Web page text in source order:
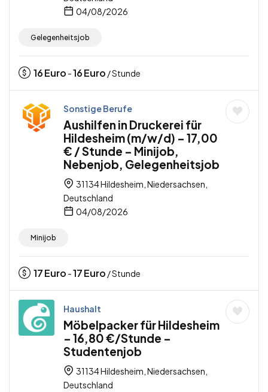
04/08/2026
Gelegenheitsjob
16Euro -16Euro / Stunde
Sonstige Berufe
Aushilfen in Druckerei für
Hildesheim (m/w/d) – 17,00
€ / Stunde – Minijob,
Nebenjob, Gelegenheitsjob
31134 Hildesheim, Niedersachsen,
Deutschland
04/08/2026
Minijob
17Euro -17Euro / Stunde
Haushalt
Möbelpacker für Hildesheim
– 16,80 €/Stunde –
Studentenjob
31134 Hildesheim, Niedersachsen,
Deutschland